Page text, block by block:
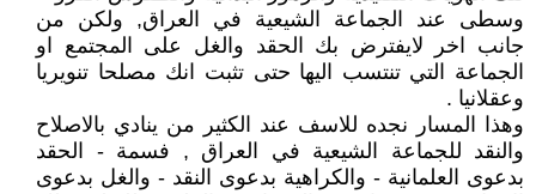
وسطى عند الجماعة الشيعية في العراق, ولكن من
جانب اخر لايفترض بك الحقد والغل على المجتمع او
الجماعة التي تنتسب اليها حتى تثبت انك مصلحا تنويريا
وعقلانيا .
وهذا المسار نجده للاسف عند الكثير من ينادي بالاصلاح
والنقد للجماعة الشيعية في العراق , فسمة - الحقد
بدعوى العلمانية - والكراهية بدعوى النقد - والغل بدعوى